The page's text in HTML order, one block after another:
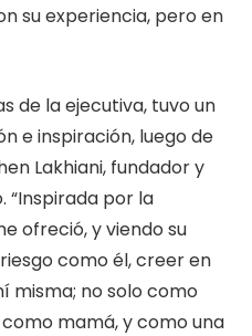
su experiencia, pero en
de la ejecutiva, tuvo un
e inspiración, luego de
Lakhiani, fundador y
“Inspirada por la
ofreció, y viendo su
como él, creer en
misma; no solo como
mamá, y como una